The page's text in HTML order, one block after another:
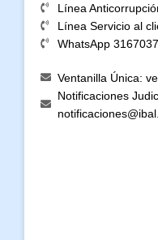
Línea
Línea Servicio al
WhatsApp
Ventanilla Única:
Notificaciones